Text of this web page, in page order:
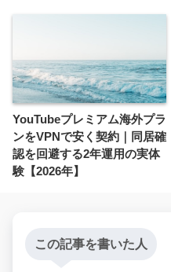
YouTubeプレミアム海外プラ
ンをVPNで安く契約｜同居確
認を回避する2年運用の実体
験【2026年】
この記事を書いた人